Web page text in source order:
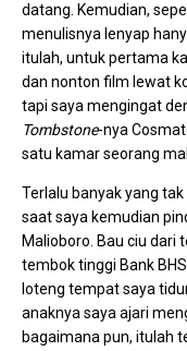
datang. Kemudian,
menulisnya lenyap
itulah, untuk pertama
dan nonton film lewat
tapi saya mengingat
Tombstone-nya
satu kamar seorang
Terlalu banyak yang
saat saya kemudian
Malioboro. Bau ciu dari
tembok tinggi Bank
loteng tempat saya
anaknya saya ajari
bagaimana pun, itulah